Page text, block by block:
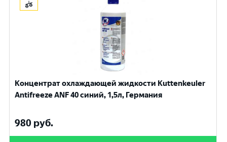
Концентрат охлаждающей жидкости Kuttenkeuler
Antifreeze ANF 40 синий, 1,5л, Германия
980 руб.